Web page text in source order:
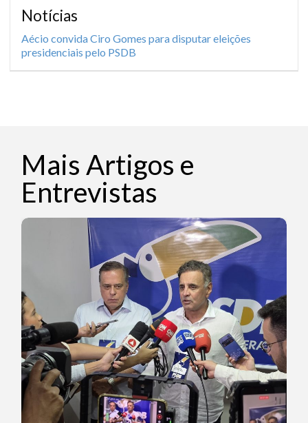
Notícias
Aécio convida Ciro Gomes para disputar eleições
presidenciais pelo PSDB
Mais Artigos e
Entrevistas